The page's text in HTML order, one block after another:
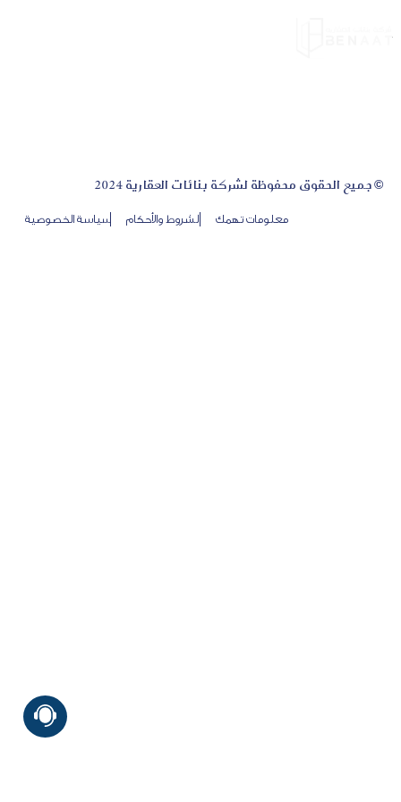
© جميع الحقوق محفوظة لشركة بنائات العقارية 2024
معلومات تهمك الشروط والأحكام سياسة الخصوصية